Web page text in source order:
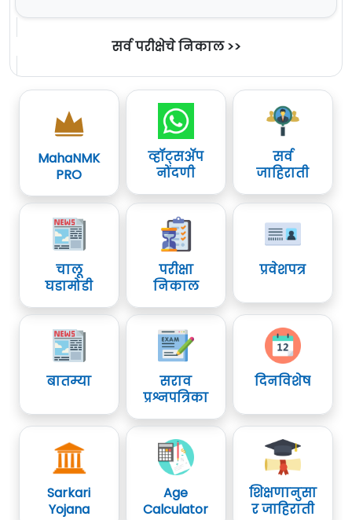
सर्व परीक्षेचे निकाल >>
MahaNMK
PRO
व्हॉट्सॲप
नोंदणी
सर्व
जाहिराती
चालू
घडामोडी
परीक्षा
निकाल
प्रवेशपत्र
बातम्या
सराव
प्रश्नपत्रिका
दिनविशेष
Sarkari
Yojana
Age
Calculator
शिक्षणानुसा
र जाहिराती